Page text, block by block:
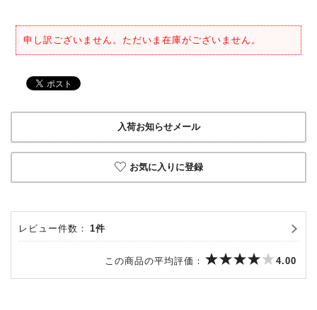
申し訳ございません。ただいま在庫がございません。
入荷お知らせメール
お気に入りに登録
レビュー件数： 1件
この商品の平均評価： 4.00